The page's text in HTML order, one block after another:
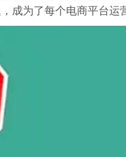
成为了每个电商平台运